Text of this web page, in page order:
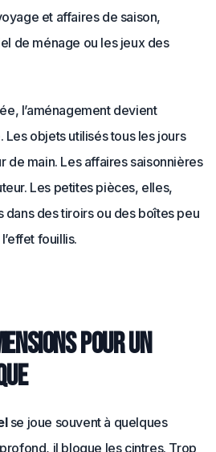
et affaires de saison,
de ménage ou les jeux des
l’aménagement devient
objets utilisés tous les jours
de main. Les affaires saisonnières
Les petites pièces, elles,
dans des tiroirs ou des boîtes peu
fouillis.
pour un
se joue souvent à quelques
il bloque les cintres. Trop